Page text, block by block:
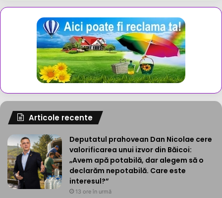
Articole recente
Deputatul prahovean Dan Nicolae cere
valorificarea unui izvor din Băicoi:
„Avem apă potabilă, dar alegem să o
declarăm nepotabilă. Care este
interesul?”
13 ore în urmă